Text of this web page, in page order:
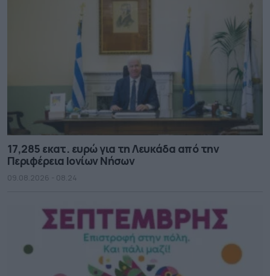
17,285 εκατ. ευρώ για τη Λευκάδα από την
Περιφέρεια Ιονίων Νήσων
09.08.2026 - 08.24